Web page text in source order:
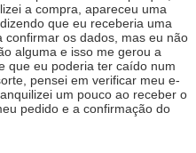
a compra, apareceu uma
que eu receberia uma
confirmar os dados, mas eu não
alguma e isso me gerou a
que eu poderia ter caído num
pensei em verificar meu e-
um pouco ao receber o
pedido e a confirmação do